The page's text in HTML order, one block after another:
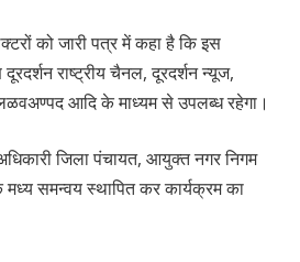
को जारी पत्र में कहा है कि इस
राष्ट्रीय चैनल, दूरदर्शन न्यूज,
आदि के माध्यम से उपलब्ध रहेगा।
जिला पंचायत, आयुक्त नगर निगम
मध्य समन्वय स्थापित कर कार्यक्रम का